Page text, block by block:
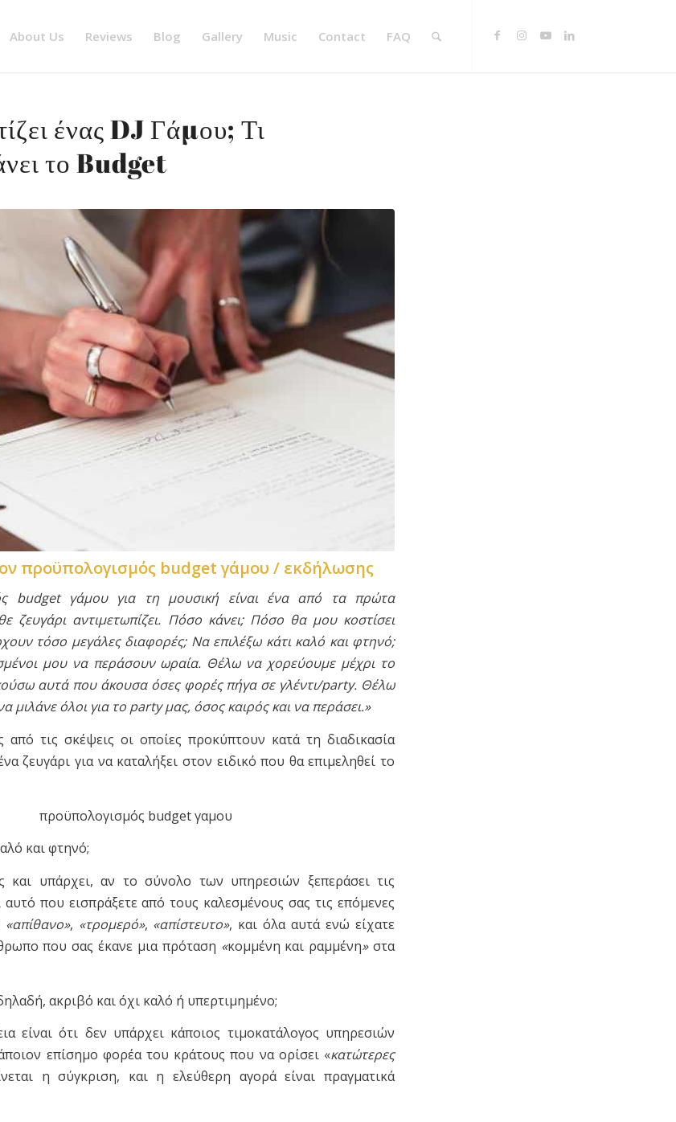
About Us Reviews Blog Gallery Music Contact FAQ
ένας DJ Γάμου; Τι
το Budget
προϋπολογισμός budget γάμου / εκδήλωσης
budget γάμου για τη μουσική είναι ένα από τα πρώτα
ζευγάρι αντιμετωπίζει. Πόσο κάνει; Πόσο θα μου κοστίσει
τόσο μεγάλες διαφορές; Να επιλέξω κάτι καλό και φτηνό;
μου να περάσουν ωραία. Θέλω να χορεύουμε μέχρι το
αυτά που άκουσα όσες φορές πήγα σε γλέντι/party. Θέλω
μιλάνε όλοι για το party μας, όσος καιρός και να περάσει.»
από τις σκέψεις οι οποίες προκύπτουν κατά τη διαδικασία
ζευγάρι για να καταλήξει στον ειδικό που θα επιμεληθεί το
προϋπολογισμός budget γαμου
και φτηνό;
και υπάρχει, αν το σύνολο των υπηρεσιών ξεπεράσει τις
που εισπράξετε από τους καλεσμένους σας τις επόμενες
«απίθανο», «τρομερό», «απίστευτο», και όλα αυτά ενώ είχατε
που σας έκανε μια πρόταση «κομμένη και ραμμένη»στα
ακριβό και όχι καλό ή υπερτιμημένο;
είναι ότι δεν υπάρχει κάποιος τιμοκατάλογος υπηρεσιών
επίσημο φορέα του κράτους που να ορίσει «κατώτερες
η σύγκριση, και η ελεύθερη αγορά είναι πραγματικά